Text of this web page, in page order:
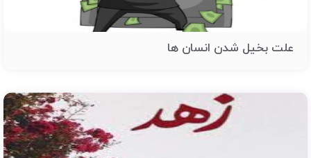
علت بخیل شدن انسان ها